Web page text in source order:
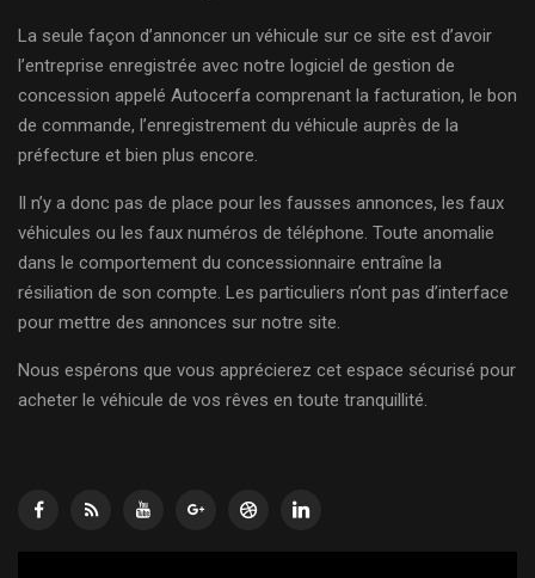
La seule façon d’annoncer un véhicule sur ce site est d’avoir
l’entreprise enregistrée avec notre logiciel de gestion de
concession appelé Autocerfa comprenant la facturation, le bon
de commande, l’enregistrement du véhicule auprès de la
préfecture et bien plus encore.
Il n’y a donc pas de place pour les fausses annonces, les faux
véhicules ou les faux numéros de téléphone. Toute anomalie
dans le comportement du concessionnaire entraîne la
résiliation de son compte. Les particuliers n’ont pas d’interface
pour mettre des annonces sur notre site.
Nous espérons que vous apprécierez cet espace sécurisé pour
acheter le véhicule de vos rêves en toute tranquillité.